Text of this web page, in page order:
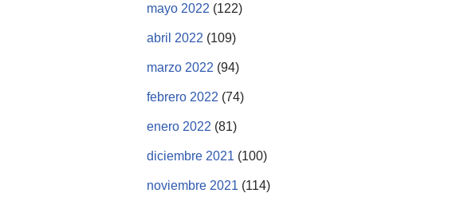
mayo 2022 (122)
abril 2022 (109)
marzo 2022 (94)
febrero 2022 (74)
enero 2022 (81)
diciembre 2021 (100)
noviembre 2021 (114)